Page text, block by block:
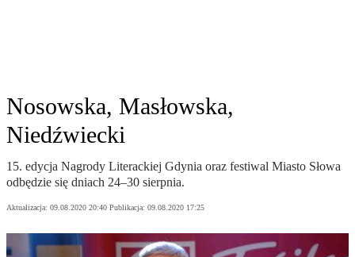
Nosowska, Masłowska,
Niedźwiecki
15. edycja Nagrody Literackiej Gdynia oraz festiwal Miasto Słowa
odbędzie się dniach 24–30 sierpnia.
Aktualizacja: 09.08.2020 20:40 Publikacja: 09.08.2020 17:25